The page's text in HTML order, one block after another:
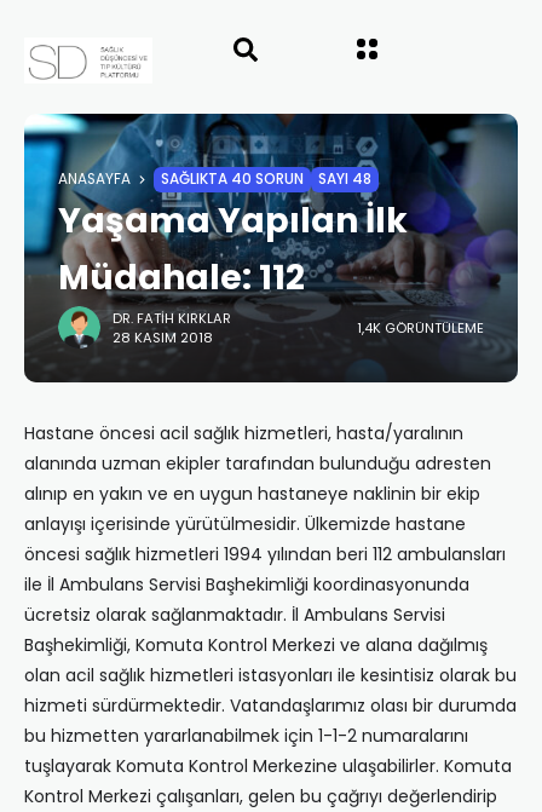
ANASAYFA SAĞLIKTA 40 SORUN SAYI 48
Yaşama Yapılan İlk
Müdahale: 112
DR. FATIH KIRKLAR
28 KASIM 2018
1,4K GÖRÜNTÜLEME
Hastane öncesi acil sağlık hizmetleri, hasta/yaralının
alanında uzman ekipler tarafından bulunduğu adresten
alınıp en yakın ve en uygun hastaneye naklinin bir ekip
anlayışı içerisinde yürütülmesidir. Ülkemizde hastane
öncesi sağlık hizmetleri 1994 yılından beri 112 ambulansları
ile İl Ambulans Servisi Başhekimliği koordinasyonunda
ücretsiz olarak sağlanmaktadır. İl Ambulans Servisi
Başhekimliği, Komuta Kontrol Merkezi ve alana dağılmış
olan acil sağlık hizmetleri istasyonları ile kesintisiz olarak bu
hizmeti sürdürmektedir. Vatandaşlarımız olası bir durumda
bu hizmetten yararlanabilmek için 1-1-2 numaralarını
tuşlayarak Komuta Kontrol Merkezine ulaşabilirler. Komuta
Kontrol Merkezi çalışanları, gelen bu çağrıyı değerlendirip